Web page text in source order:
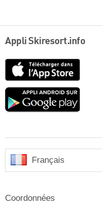
Appli Skiresort.info
Google
Français
Coordonnées